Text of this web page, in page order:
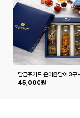
담금주키트 온마음담아 3구
(300ml*3구)
45,000원